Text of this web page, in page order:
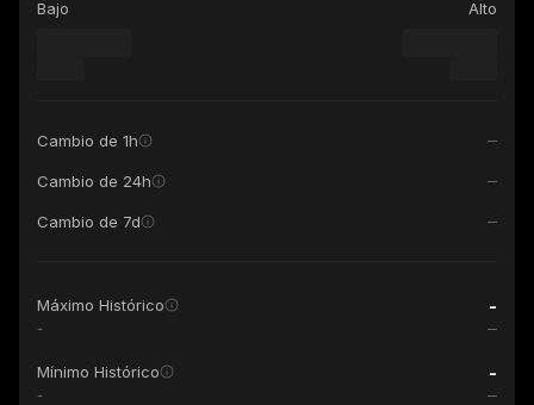
Bajo Alto
Cambio de 1h
Cambio de 24h
Cambio de 7d
Máximo Histórico -
-
Mínimo Histórico -
-